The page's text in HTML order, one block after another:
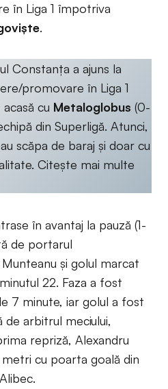
în Liga 1 împotriva
.
Constanța a ajuns la
promovare în Liga 1
cu Metaloglobus (0-
din Superligă. Atunci,
scăpa de baraj și doar cu
Citește mai multe
în avantaj la pauză (1-
de portarul
și golul marcat
22. Faza a fost
7 minute, iar golul a fost
de arbitrul meciului,
repriză, Alexandru
cu poarta goală din